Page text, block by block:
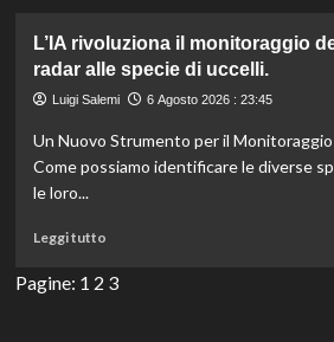
Belize:
come
hanno
acquisito
e
dominato
L’IA rivoluziona il monitoraggio
radar alle specie di uccelli.
Luigi Salemi 6 Agosto 2026 : 23:45
Un Nuovo Strumento per il
Come possiamo identificare le diverse
le loro...
Leggi tuttoLeggi
più
Pagine: 1 2 3